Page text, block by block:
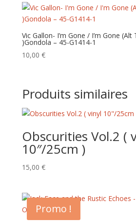
Vic Gallon- I’m Gone / I’m Gone (Alt
)Gondola – 45-G1414-1
10,00 €
Produits similaires
Obscurities Vol.2 (
10″/25cm )
15,00 €
Promo !